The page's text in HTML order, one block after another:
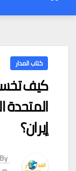
كتاب المدار
كيف
إيران؟
By